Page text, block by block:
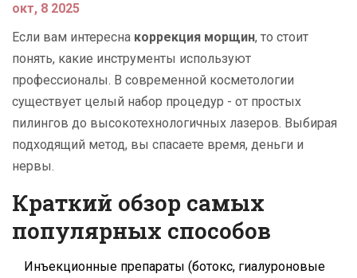
окт, 8 2025
Если вам интересна коррекция морщин, то стоит
понять, какие инструменты используют
профессионалы. В современной косметологии
существует целый набор процедур - от простых
пилингов до высокотехнологичных лазеров. Выбирая
подходящий метод, вы спасаете время, деньги и
нервы.
Краткий обзор самых
популярных способов
Инъекционные препараты (ботокс, гиалуроновые